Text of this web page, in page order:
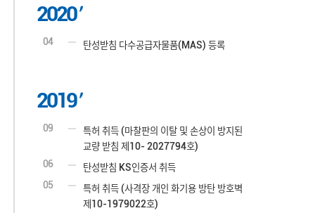
2020
04 탄성받침 다수공급자물품(MAS) 등록
2019
09
특허 취득 (마찰판의 이탈 및 손상이 방지된
교량 받침 제10- 2027794호)
06
탄성받침 KS인증서 취득
05
특허 취득 (사격장 개인 화기용 방탄 방호벽
제10-1979022호)